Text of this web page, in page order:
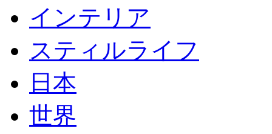
インテリア
スティルライフ
日本
世界